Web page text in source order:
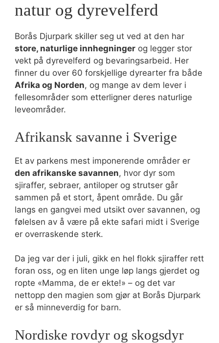
natur og dyrevelferd
Borås Djurpark skiller seg ut ved at den har
store, naturlige innhegninger og legger stor
vekt på dyrevelferd og bevaringsarbeid. Her
finner du over 60 forskjellige dyrearter fra både
Afrika og Norden, og mange av dem lever i
fellesområder som etterligner deres naturlige
leveområder.
Afrikansk savanne i Sverige
Et av parkens mest imponerende områder er
den afrikanske savannen, hvor dyr som
sjiraffer, sebraer, antiloper og strutser går
sammen på et stort, åpent område. Du går
langs en gangvei med utsikt over savannen, og
følelsen av å være på ekte safari midt i Sverige
er overraskende sterk.
Da jeg var der i juli, gikk en hel flokk sjiraffer rett
foran oss, og en liten unge løp langs gjerdet og
ropte «Mamma, de er ekte!» – og det var
nettopp den magien som gjør at Borås Djurpark
er så minneverdig for barn.
Nordiske rovdyr og skogsdyr